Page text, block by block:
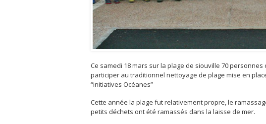
Ce samedi 18 mars sur la plage de siouville 70
participer au traditionnel nettoyage de plage mise en
“initiatives Océanes”
Cette année la plage fut relativement propre, le
petits déchets ont été ramassés dans la laisse de mer.